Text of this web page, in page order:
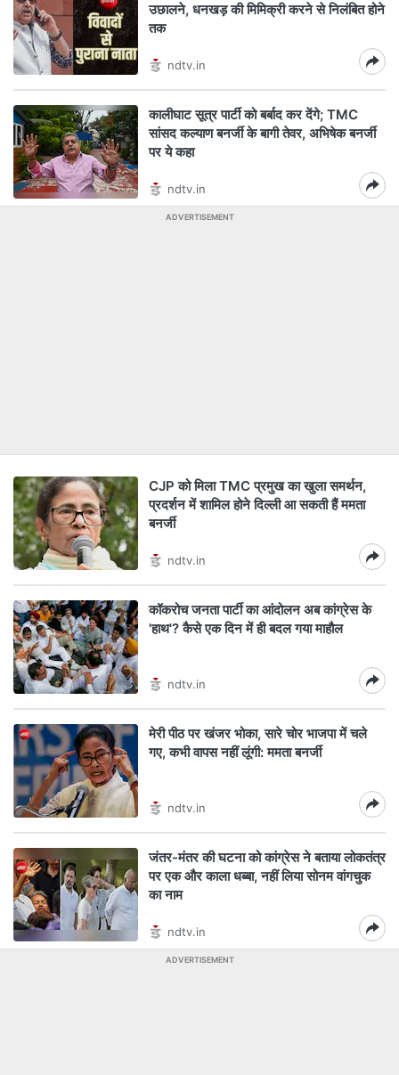
उछालने, धनखड़ की मिमिक्री करने से निलंबित होने
तक
ndtv.in
कालीघाट सूत्र पार्टी को बर्बाद कर देंगे; TMC
सांसद कल्याण बनर्जी के बागी तेवर, अभिषेक बनर्जी
पर ये कहा
ndtv.in
ADVERTISEMENT
CJP को मिला TMC प्रमुख का खुला समर्थन,
प्रदर्शन में शामिल होने दिल्ली आ सकती हैं ममता
बनर्जी
ndtv.in
कॉकरोच जनता पार्टी का आंदोलन अब कांग्रेस के
'हाथ'? कैसे एक दिन में ही बदल गया माहौल
ndtv.in
मेरी पीठ पर खंजर भोका, सारे चोर भाजपा में चले
गए, कभी वापस नहीं लूंगी: ममता बनर्जी
ndtv.in
जंतर-मंतर की घटना को कांग्रेस ने बताया लोकतंत्र
पर एक और काला धब्बा, नहीं लिया सोनम वांगचुक
का नाम
ndtv.in
ADVERTISEMENT